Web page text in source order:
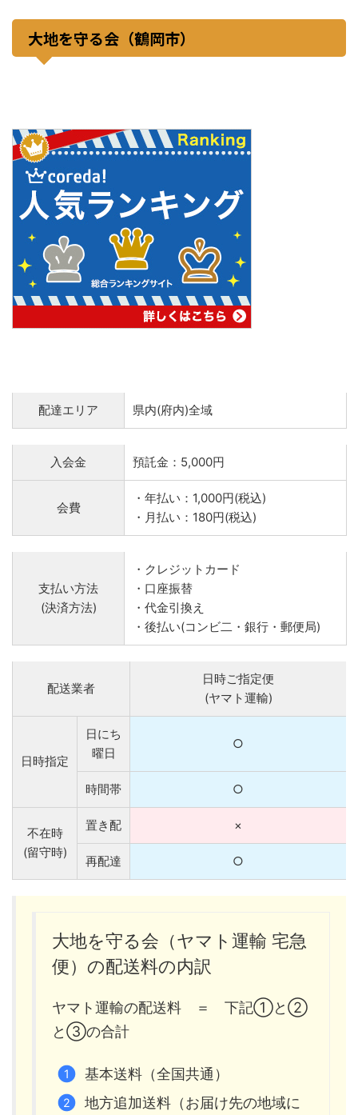
大地を守る会（鶴岡市）
配達エリア 県内(府内)全域
入会金 預託金：5,000円
会費
・年払い：1,000円(税込)
・月払い：180円(税込)
支払い方法
(決済方法)
・クレジットカード
・口座振替
・代金引換え
・後払い(コンビ二・銀行・郵便局)
配送業者
日時ご指定便
(ヤマト運輸)
日時指定
日にち
曜日
○
時間帯 ○
不在時
(留守時)
置き配 ×
再配達 ○
大地を守る会（ヤマト運輸 宅急
便）の配送料の内訳
ヤマト運輸の配送料 ＝ 下記①と②
と③の合計
基本送料（全国共通）
地方追加送料（お届け先の地域に